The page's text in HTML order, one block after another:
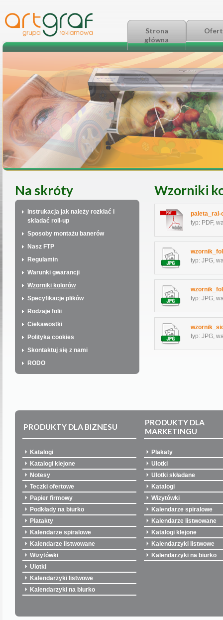
Strona
główna
Na skróty
Instrukacja jak należy rozkłać i
skladać roll-up
Sposoby montażu banerów
Nasz FTP
Regulamin
Warunki gwarancji
Wzorniki kolorów
Specyfikacje plików
Rodzaje folii
Ciekawostki
Polityka cookies
Skontaktuj się z nami
RODO
Wzorniki
paleta_ral-
typ: PDF,
typ: JPG,
typ: JPG,
typ: JPG,
PRODUKTY DLA BIZNESU
PRODUKTY DLA
MARKETINGU
Katalogi
Katalogi klejone
Notesy
Teczki ofertowe
Papier firmowy
Podkłady na biurko
Platakty
Kalendarze spiralowe
Kalendarze listwowane
Wizytówki
Ulotki
Kalendarzyki listwowe
Kalendarzyki na biurko
Plakaty
Ulotki
Ulotki składane
Katalogi
Wizytówki
Kalendarze spiralowe
Kalendarze listwowane
Katalogi klejone
Kalendarzyki listwowe
Kalendarzyki na biurko